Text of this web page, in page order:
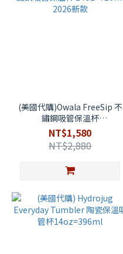
(美國代購)Owala FreeSip 不
鏽鋼吸管保溫杯
24oz=710ml 2026新款
NT$1,580
NT$2,880